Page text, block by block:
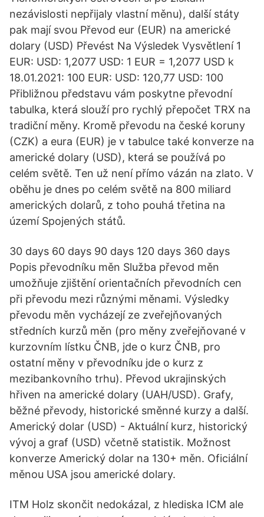
nezávislosti nepřijaly vlastní měnu), další státy
pak mají svou Převod eur (EUR) na americké
dolary (USD) Převést Na Výsledek Vysvětlení 1
EUR: USD: 1,2077 USD: 1 EUR = 1,2077 USD k
18.01.2021: 100 EUR: USD: 120,77 USD: 100
Přibližnou představu vám poskytne převodní
tabulka, která slouží pro rychlý přepočet TRX na
tradiční měny. Kromě převodu na české koruny
(CZK) a eura (EUR) je v tabulce také konverze na
americké dolary (USD), která se používá po
celém světě. Ten už není přímo vázán na zlato. V
oběhu je dnes po celém světě na 800 miliard
amerických dolarů, z toho pouhá třetina na
území Spojených států.
30 days 60 days 90 days 120 days 360 days
Popis převodníku měn Služba převod měn
umožňuje zjištění orientačních převodních cen
při převodu mezi různými měnami. Výsledky
převodu měn vycházejí ze zveřejňovaných
středních kurzů měn (pro měny zveřejňované v
kurzovním lístku ČNB, jde o kurz ČNB, pro
ostatní měny v převodníku jde o kurz z
mezibankovního trhu). Převod ukrajinských
hřiven na americké dolary (UAH/USD). Grafy,
běžné převody, historické směnné kurzy a další.
Americký dolar (USD) - Aktuální kurz, historický
vývoj a graf (USD) včetně statistik. Možnost
konverze Americký dolar na 130+ měn. Oficiální
měnou USA jsou americké dolary.
ITM Holz skončit nedokázal, z hlediska ICM ale